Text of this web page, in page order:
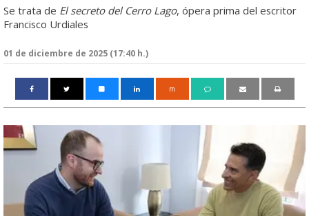
Se trata de El secreto del Cerro Lago, ópera prima del escritor
Francisco Urdiales
01 de diciembre de 2025 (17:40 h.)
m